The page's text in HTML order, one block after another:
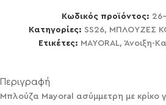
Κωδικός προϊόντος:
Κατηγορίες: SS26, ΜΠΛΟΥΖΕΣ
Ετικέτες: MAYORAL, Άνοιξη-
Περιγραφή
Μπλούζα Mayoral ασύμμετρη με κρίκο